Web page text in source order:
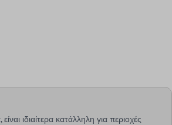
ιδιαίτερα κατάλληλη για περιοχές